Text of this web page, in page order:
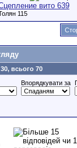
вито 639
115
всього 70
Впорядкувати за